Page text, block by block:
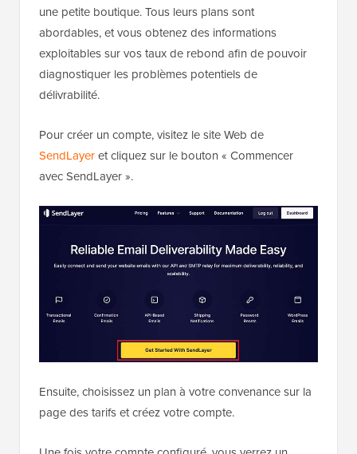
une petite boutique. Tous leurs plans sont
abordables, et vous obtenez des informations
exploitables sur vos taux de rebond afin de pouvoir
diagnostiquer les problèmes potentiels de
délivrabilité.
Pour créer un compte, visitez le site Web de
SendLayeret cliquez sur le bouton « Commencer
avec SendLayer ».
Ensuite, choisissez un plan à votre convenance sur la
page des tarifs et créez votre compte.